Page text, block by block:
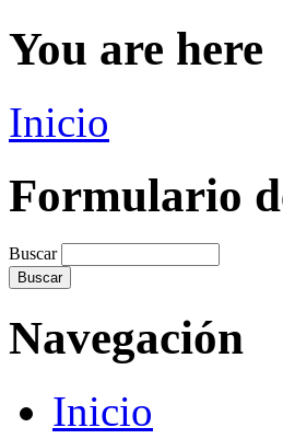
You are here
Inicio
Formulario
Buscar
Navegación
Inicio